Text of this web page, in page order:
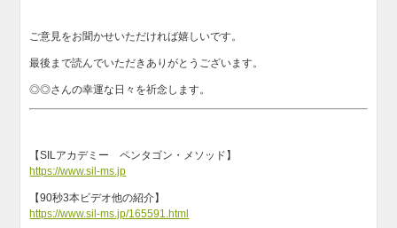
ご意見をお聞かせいただければ嬉しいです。
最後まで読んでいただきありがとうございます。
◎◎さんの幸運な日々を祈念します。
【SILアカデミー ペンタゴン・メソッド】
https://www.sil-ms.jp
​【90秒3本ビデオ他の紹介】
https://www.sil-ms.jp/165591.html